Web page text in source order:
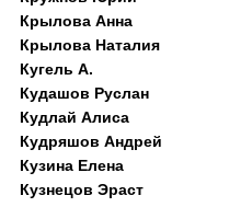
Крылова Анна
Крылова Наталия
Кугель А.
Кудашов Руслан
Кудлай Алиса
Кудряшов Андрей
Кузина Елена
Кузнецов Эраст